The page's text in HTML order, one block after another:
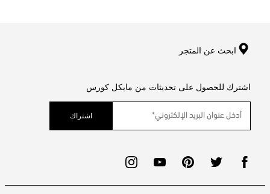
ابحث عن المتجر
اشترك للحصول على تحديثات من مايكل كورس
اشتراك